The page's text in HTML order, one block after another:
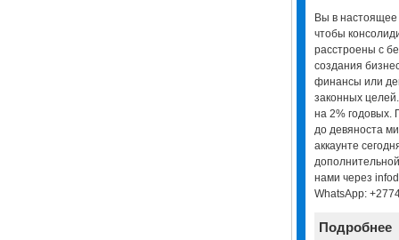
Вы в
чтобы
расстроены с
создания
финансы или
законных
на 2% годовых.
до девяноста
аккаунте
нами через
WhatsApp:
Подробнее